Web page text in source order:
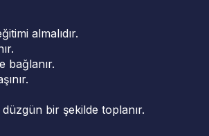
almalıdır.
bağlanır.
bir şekilde toplanır.